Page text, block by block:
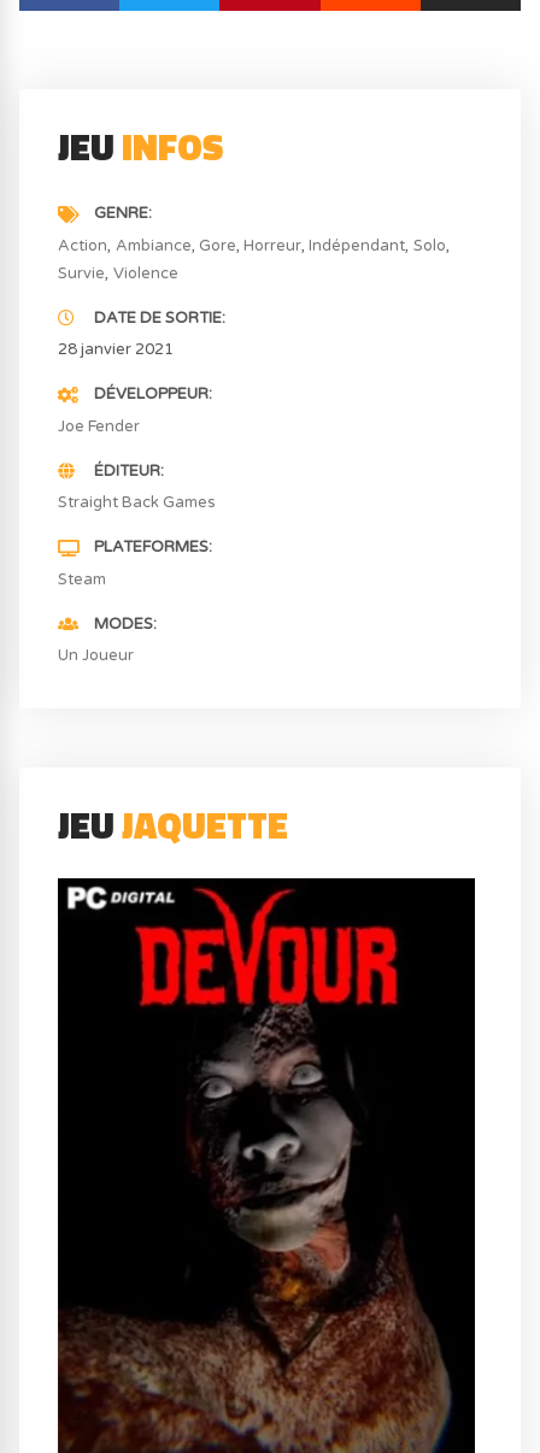
JEUINFOS
GENRE
Action Ambiance Gore Horreur Indépendant Solo
Survie Violence
DATE DE SORTIE
28 janvier 2021
DÉVELOPPEUR
Joe Fender
ÉDITEUR
Straight Back Games
PLATEFORMES
Steam
MODES
Un Joueur
JEUJAQUETTE